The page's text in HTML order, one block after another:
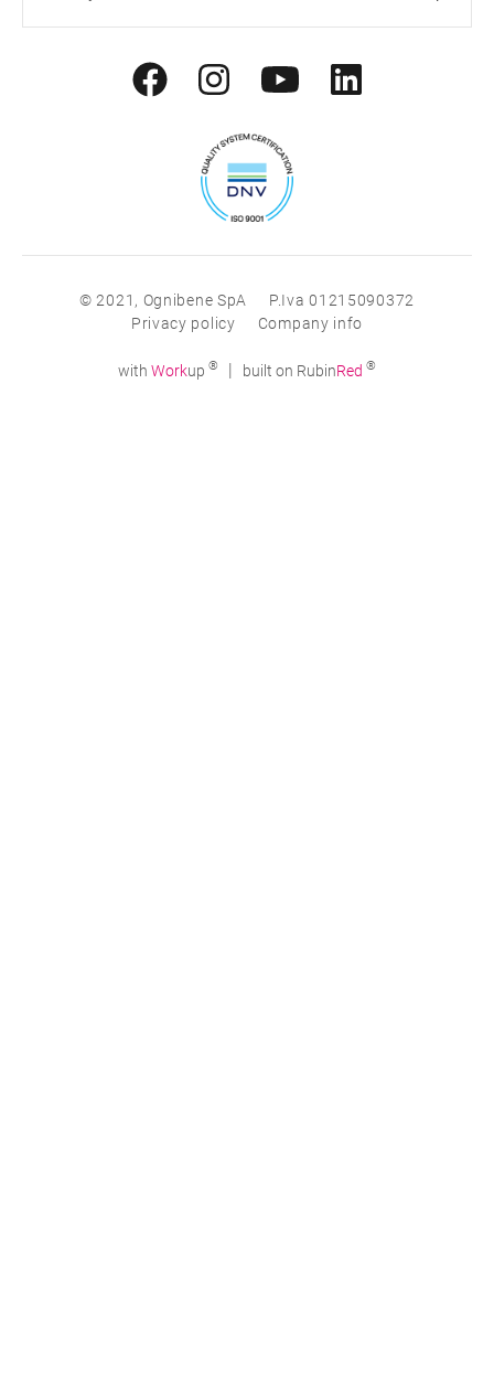
© 2021, Ognibene SpA
P.Iva 01215090372
Privacy policy
Company info
with Workup ® | built on RubinRed ®